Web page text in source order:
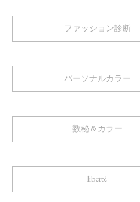
ファッション診断
パーソナルカラー
数秘＆カラー
liberté